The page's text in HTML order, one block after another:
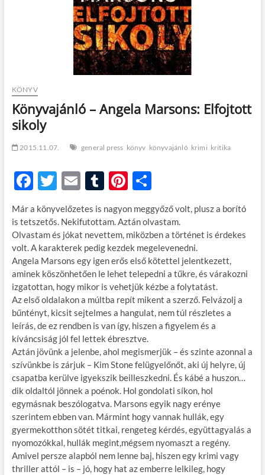
KÖNYV
Könyvajánló – Angela Marsons: Elfojtott
sikoly
2015.11.07. general press könyv könyvajánló krimi kritika
F
ac
e
b
o
o
k
T
w
itt
er
E
m
ail
T
m
bl
r
Pi
er
es
t
O
ss
za
m
e
g
Már a könyvelőzetes is nagyon meggyőző volt, plusz a borító
is tetszetős. Nekifutottam. Aztán olvastam.
Olvastam és jókat nevettem, miközben a történet is érdekes
volt. A karakterek pedig kezdek megelevenedni.
Angela Marsons egy igen erős első kötettel jelentkezett,
aminek köszönhetően le lehet telepedni a tűkre, és várakozni
izgatottan, hogy mikor is vehetjük kézbe a folytatást.
Az első oldalakon a múltba repít mikent a szerző. Felvázolj a
bűntényt, kicsit sejtelmes a hangulat, nem túl részletes a
leírás, de ez rendben is van így, hiszen a figyelem és a
kíváncsiság jól fel lettek ébresztve.
Aztán jövünk a jelenbe, ahol megismerjük – és szinte azonnal a
szívünkbe is zárjuk – Kim Stone felügyelőnőt, aki új helyre, új
csapatba kerülve igyekszik beilleszkedni. És kábé a huszon…
dik oldaltól jönnek a poénok. Hol gondolati síkon, hol
egymásnak beszólogatva. Marsons egyik nagy erénye
szerintem ebben van. Mármint hogy vannak hullák, egy
gyermekotthon sötét titkai, rengeteg kérdés, együttagyalás a
nyomozókkal, hullák megint,mégsem nyomaszt a regény.
Amivel persze alapból nem lenne baj, hiszen egy krimi vagy
thriller attól – is – jó, hogy hat az emberre lelkileg, hogy